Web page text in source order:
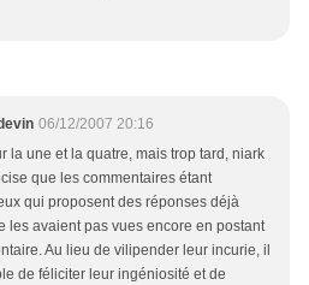
06/12/2007 20:16
la une et la quatre, mais trop tard, niark
que les commentaires étant
qui proposent des réponses déjà
les avaient pas vues encore en postant
Au lieu de vilipender leur incurie, il
de féliciter leur ingéniosité et de